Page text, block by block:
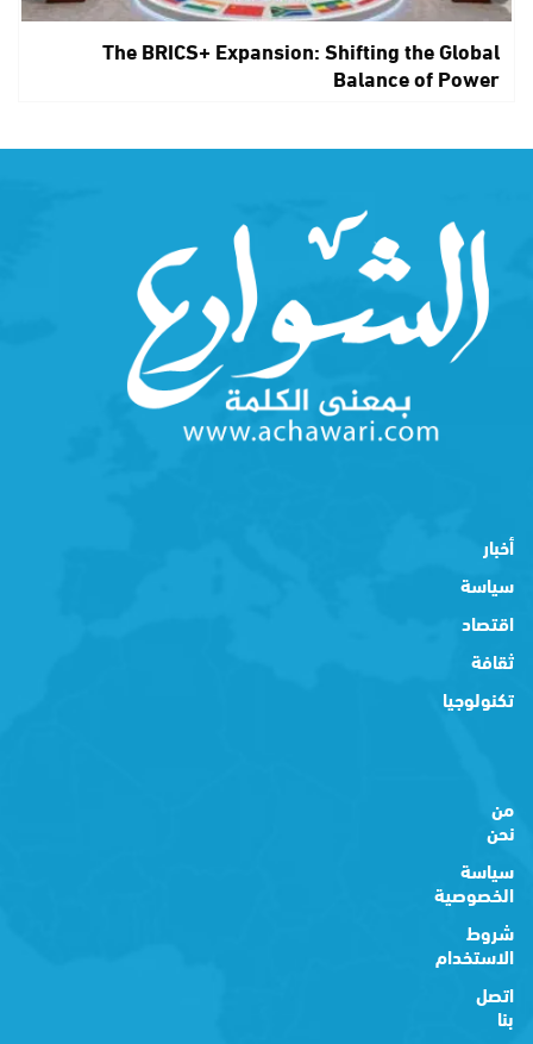
The BRICS+ Expansion: Shifting the Global
Balance of Power
أخبار
سياسة
اقتصاد
ثقافة
تكنولوجيا
من
نحن
سياسة
الخصوصية
شروط
الاستخدام
اتصل
بنا